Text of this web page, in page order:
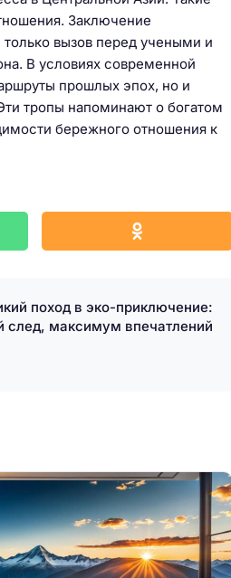
Заключение
вызов перед учеными и
В условиях современной
прошлых эпох, но и
тропы напоминают о богатом
бережного отношения к
поход в эко-приключение:
след, максимум впечатлений